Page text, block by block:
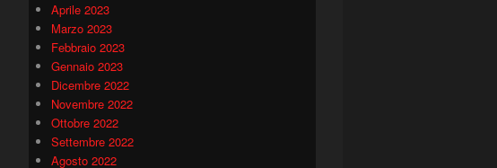
Aprile 2023
Marzo 2023
Febbraio 2023
Gennaio 2023
Dicembre 2022
Novembre 2022
Ottobre 2022
Settembre 2022
Agosto 2022